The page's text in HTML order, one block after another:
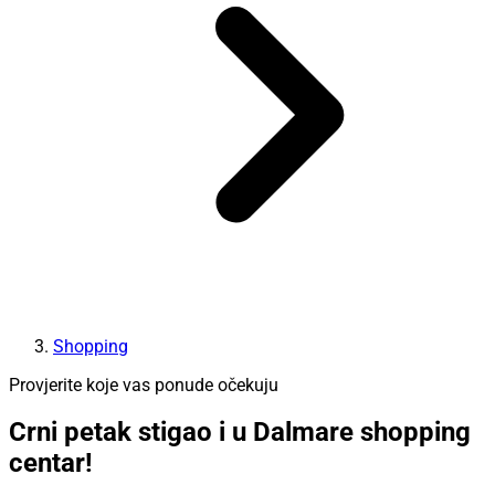
Shopping
Provjerite koje vas ponude očekuju
Crni petak stigao i u Dalmare shopping
centar!